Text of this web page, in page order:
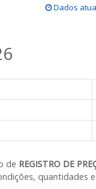
Dados
de REGISTRO DE
quantidades